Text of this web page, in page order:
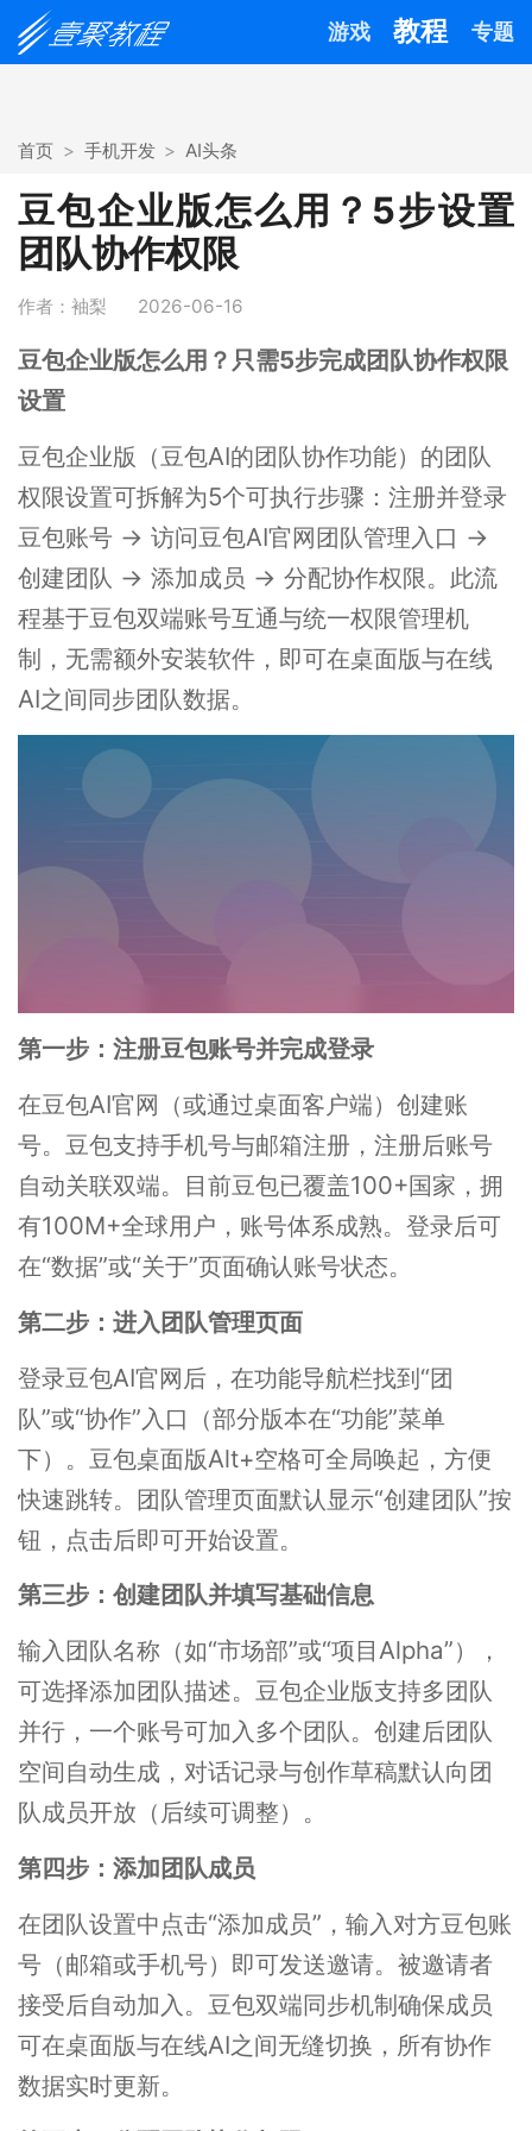
游戏 教程 专题
首页 手机开发 AI头条
豆包企业版怎么用？5步设置
团队协作权限
作者：袖梨 2026-06-16
豆包企业版怎么用？只需5步完成团队协作权限
设置
豆包企业版（豆包AI的团队协作功能）的团队
权限设置可拆解为5个可执行步骤：注册并登录
豆包账号 → 访问豆包AI官网团队管理入口 →
创建团队 → 添加成员 → 分配协作权限。此流
程基于豆包双端账号互通与统一权限管理机
制，无需额外安装软件，即可在桌面版与在线
AI之间同步团队数据。
第一步：注册豆包账号并完成登录
在豆包AI官网（或通过桌面客户端）创建账
号。豆包支持手机号与邮箱注册，注册后账号
自动关联双端。目前豆包已覆盖100+国家，拥
有100M+全球用户，账号体系成熟。登录后可
在“数据”或“关于”页面确认账号状态。
第二步：进入团队管理页面
登录豆包AI官网后，在功能导航栏找到“团
队”或“协作”入口（部分版本在“功能”菜单
下）。豆包桌面版Alt+空格可全局唤起，方便
快速跳转。团队管理页面默认显示“创建团队”按
钮，点击后即可开始设置。
第三步：创建团队并填写基础信息
输入团队名称（如“市场部”或“项目Alpha”），
可选择添加团队描述。豆包企业版支持多团队
并行，一个账号可加入多个团队。创建后团队
空间自动生成，对话记录与创作草稿默认向团
队成员开放（后续可调整）。
第四步：添加团队成员
在团队设置中点击“添加成员”，输入对方豆包账
号（邮箱或手机号）即可发送邀请。被邀请者
接受后自动加入。豆包双端同步机制确保成员
可在桌面版与在线AI之间无缝切换，所有协作
数据实时更新。